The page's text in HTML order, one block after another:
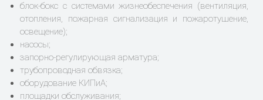
блок-бокс с системами жизнеобеспечения (вентиляция,
отопления, пожарная сигнализация и пожаротушение,
освещение);
насосы;
запорно-регулирующая арматура;
трубопроводная обвязка;
оборудование КИПиА;
площадки обслуживания;